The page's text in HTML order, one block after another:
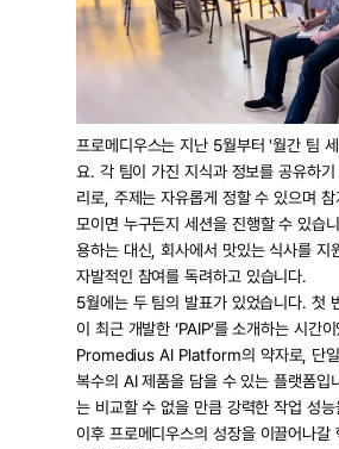
Press Release
AI Research
Careers
프로메디우스는 지난 5월부터 '월간 팀
요. 각 팀이 가진 지식과 정보를 공유하
리로, 주제는 자유롭게 정할 수 있으며
모이면 누구든지 세션을 진행할 수 있습
용하는 대신, 회사에서 맛있는 식사를 지
자발적인 참여를 독려하고 있습니다.
5월에는 두 팀의 발표가 있었습니다. 첫
이 최근 개발한 ‘PAIP’를 소개하는 시간
Promedius AI Platform의 약자로, 단일
복수의 AI 제품을 담을 수 있는 플랫폼입
는 비교할 수 없을 만큼 강력한 작업 성
이후 프로메디우스의 성장을 이끌어나갈